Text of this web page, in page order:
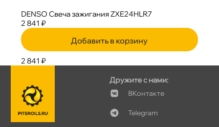
DENSO Свеча зажигания ZXE24HLR7
2 841 ₽
Добавить в корзину
2 841 ₽
Дружите с нами:
Контакте
Telegram